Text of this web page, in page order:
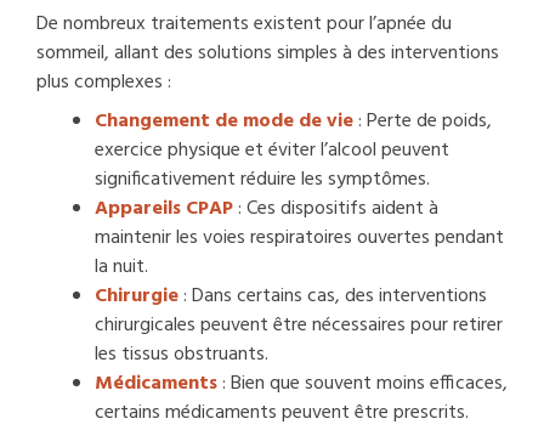
De nombreux traitements existent pour l’apnée du
sommeil, allant des solutions simples à des interventions
plus complexes :
Changement de mode de vie: Perte de poids,
exercice physique et éviter l’alcool peuvent
significativement réduire les symptômes.
Appareils CPAP: Ces dispositifs aident à
maintenir les voies respiratoires ouvertes pendant
la nuit.
Chirurgie: Dans certains cas, des interventions
chirurgicales peuvent être nécessaires pour retirer
les tissus obstruants.
Médicaments: Bien que souvent moins efficaces,
certains médicaments peuvent être prescrits.